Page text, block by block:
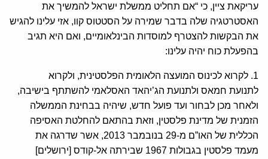
עריקאת ציין, כי “אם תחליט ממשלת ישראל להמשיך את
האסטרטגיה שלה בדבר שמירה על הסטטוס קוו, אזי עלינו להגיש
את הבקשות להצטרף למוסדות הבינלאומיים, ואם היא תגיב
בהפעלת כוח יהיה עלינו:
1. לקרוא לכינוס המועצה הלאומית הפלסטינית, ולקרוא
לתנועת חמאס ולתנועת הג’יהאד האסלאמי להשתתף בישיבה,
ולאחר מכן לבחור ועד פועל חדש, שיהיה בבחינת הממשלה
הזמנית של מדינת פלסטין, וזאת בהתאם להחלטת האסיפה
הכללית של האו”ם מ-29 בנובמבר 2013, אשר שדרגה את
מעמד פלסטין בגבולות 1967 שבירתה אל-קודס [ירושלים]